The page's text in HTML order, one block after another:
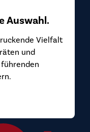
Auswahl.
Vielfalt
und